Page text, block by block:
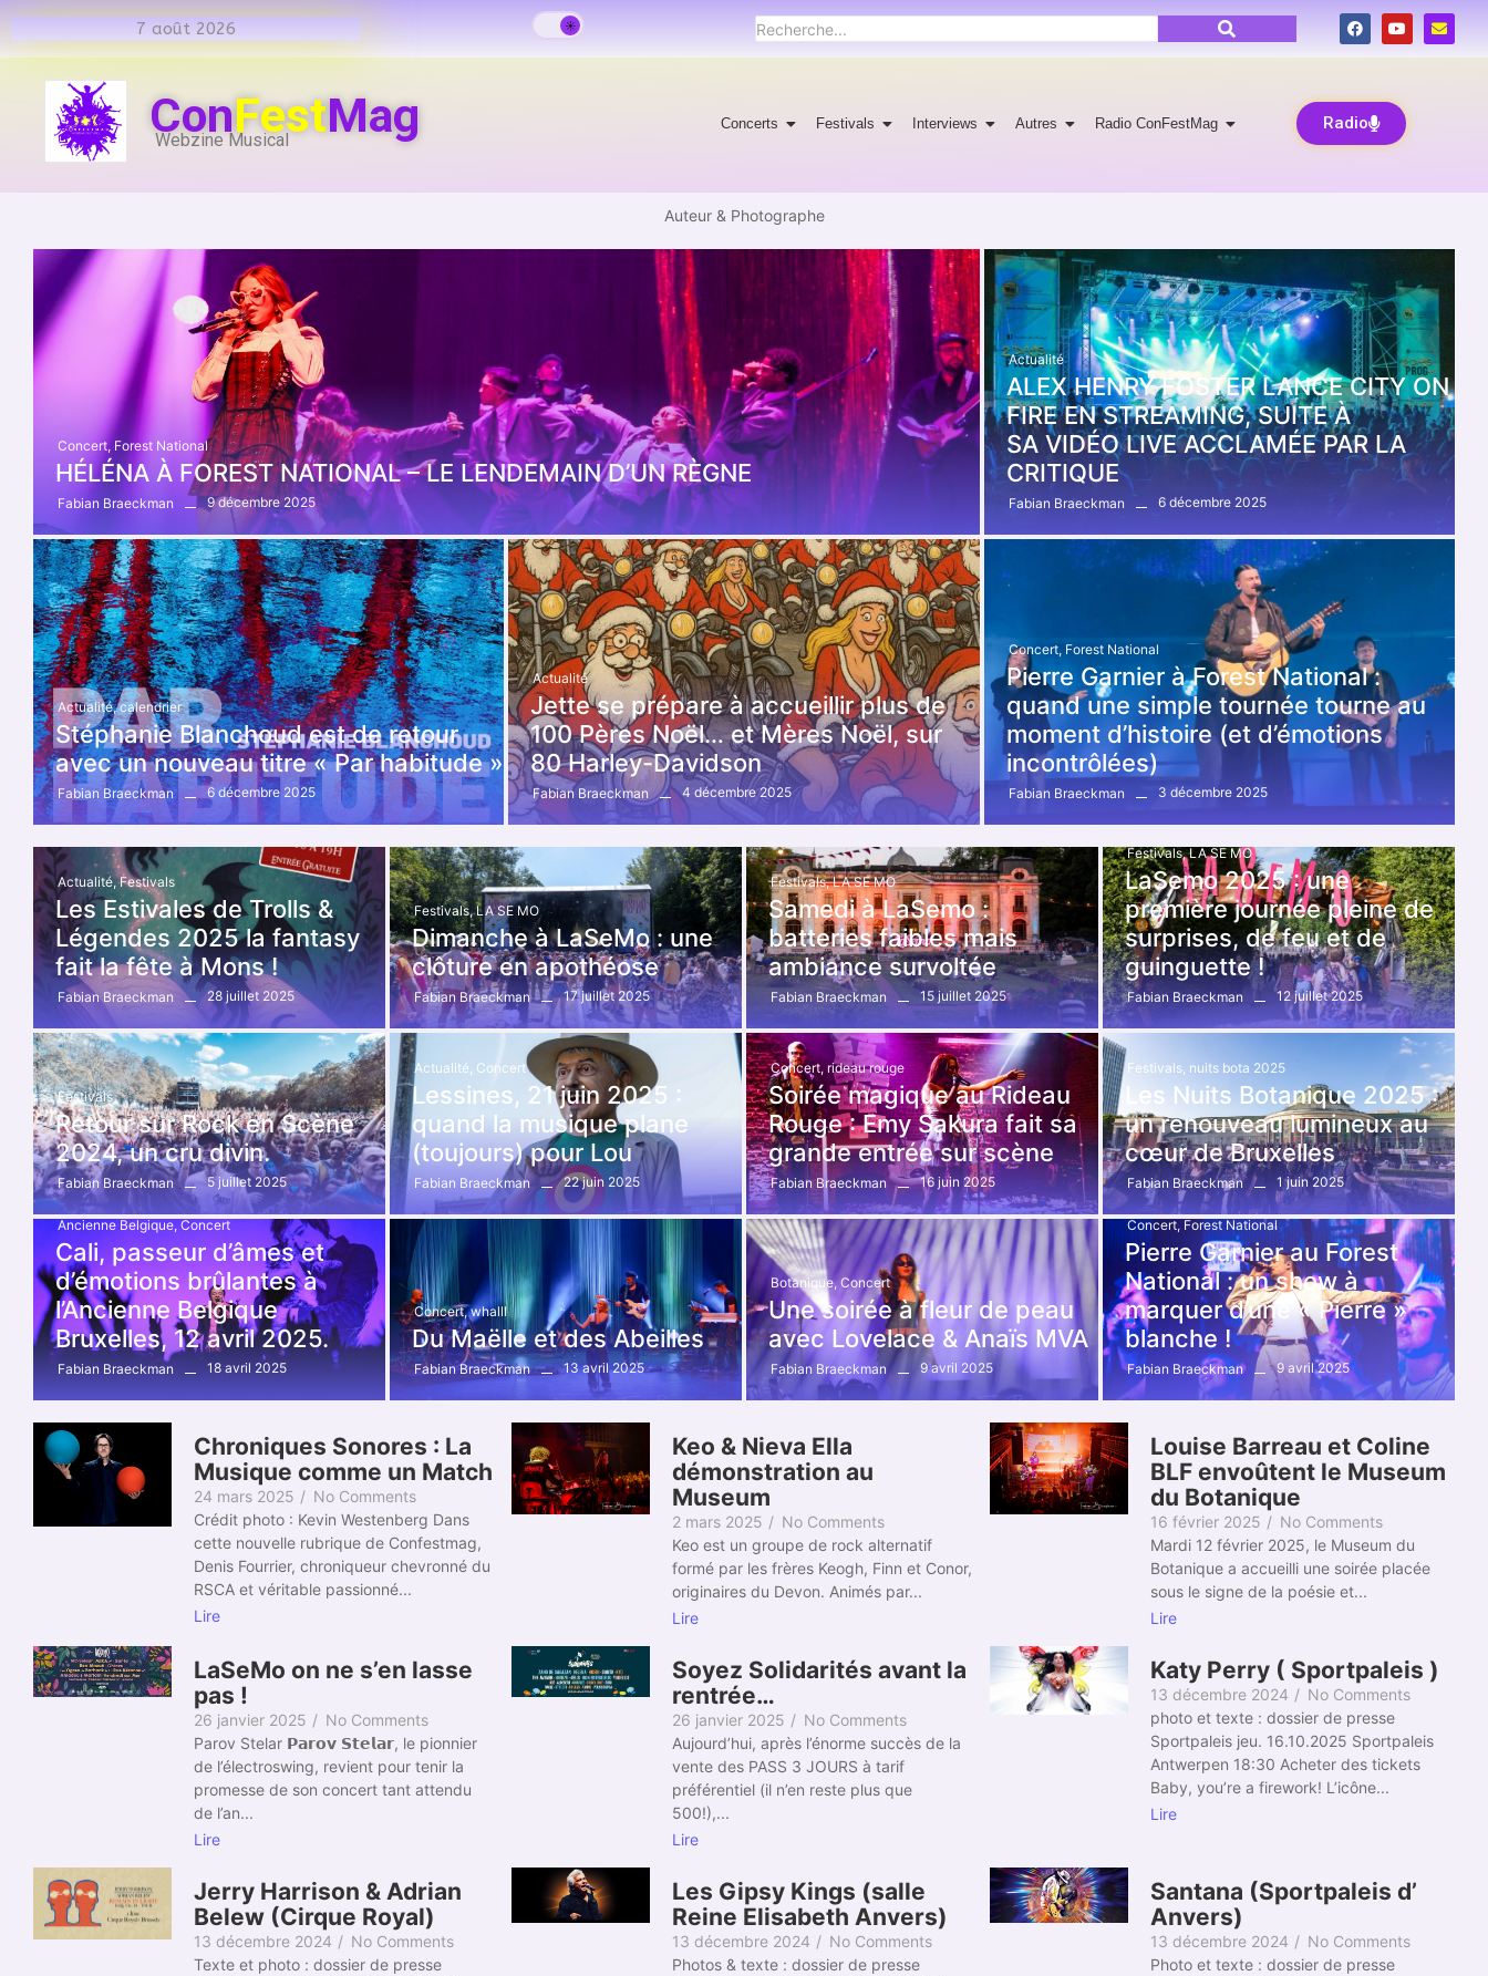
7 août 2026
ConFestMag
Webzine Musical
Concerts Festivals Interviews Autres Radio ConFestMag Radio
Auteur & Photographe
Concert, Forest National
HÉLÉNA À FOREST NATIONAL – LE LENDEMAIN D’UN RÈGNE
Fabian Braeckman 9 décembre 2025
Actualité
ALEX HENRY FOSTER LANCE CITY ON
FIRE EN STREAMING, SUITE À
SA VIDÉO LIVE ACCLAMÉE PAR LA
CRITIQUE
Fabian Braeckman 6 décembre 2025
Actualité, calendrier
Stéphanie Blanchoud est de retour
avec un nouveau titre « Par habitude »
Fabian Braeckman 6 décembre 2025
Actualité
Jette se prépare à accueillir plus de
100 Pères Noël… et Mères Noël, sur
80 Harley-Davidson
Fabian Braeckman 4 décembre 2025
Concert, Forest National
Pierre Garnier à Forest National :
quand une simple tournée tourne au
moment d’histoire (et d’émotions
incontrôlées)
Fabian Braeckman 3 décembre 2025
Actualité, Festivals
Les Estivales de Trolls &
Légendes 2025 la fantasy
fait la fête à Mons !
Fabian Braeckman 28 juillet 2025
Festivals, LA SE MO
Dimanche à LaSeMo : une
clôture en apothéose
Fabian Braeckman 17 juillet 2025
Festivals, LA SE MO
Samedi à LaSemo :
batteries faibles mais
ambiance survoltée
Fabian Braeckman 15 juillet 2025
Festivals, LA SE MO
LaSemo 2025 : une
première journée pleine de
surprises, de feu et de
guinguette !
Fabian Braeckman 12 juillet 2025
Festivals
Retour sur Rock en Scène
2024, un cru divin.
Fabian Braeckman 5 juillet 2025
Actualité Concert
Lessines, 21 juin 2025 :
quand la musique plane
(toujours) pour Lou
Fabian Braeckman 22 juin 2025
Concert, rideau rouge
Soirée magique au Rideau
Rouge : Emy Sakura fait sa
grande entrée sur scène
Fabian Braeckman 16 juin 2025
Festivals nuits bota 2025
Les Nuits Botanique 2025 :
un renouveau lumineux au
cœur de Bruxelles
Fabian Braeckman 1 juin 2025
Ancienne Belgique, Concert
Cali, passeur d’âmes et
d’émotions brûlantes à
l’Ancienne Belgique
Bruxelles, 12 avril 2025.
Fabian Braeckman 18 avril 2025
Concert, whalll
Du Maëlle et des Abeilles
Fabian Braeckman 13 avril 2025
Botanique, Concert
Une soirée à fleur de peau
avec Lovelace & Anaïs MVA
Fabian Braeckman 9 avril 2025
Concert, Forest National
Pierre Garnier au Forest
National : un show à
marquer d’une « Pierre »
blanche !
Fabian Braeckman 9 avril 2025
Chroniques Sonores : La
Musique comme un Match
24 mars 2025 / No Comments
Crédit photo : Kevin Westenberg Dans
cette nouvelle rubrique de Confestmag,
Denis Fourrier, chroniqueur chevronné du
RSCA et véritable passionné...
Lire
Keo & Nieva Ella
démonstration au
Museum
2 mars 2025 / No Comments
Keo est un groupe de rock alternatif
formé par les frères Keogh, Finn et Conor,
originaires du Devon. Animés par...
Lire
Louise Barreau et Coline
BLF envoûtent le Museum
du Botanique
16 février 2025 / No Comments
Mardi 12 février 2025, le Museum du
Botanique a accueilli une soirée placée
sous le signe de la poésie et...
Lire
LaSeMo on ne s’en lasse
pas !
26 janvier 2025 / No Comments
Parov Stelar 𝗣𝗮𝗿𝗼𝘃 𝗦𝘁𝗲𝗹𝗮𝗿, le pionnier
de l’électroswing, revient pour tenir la
promesse de son concert tant attendu
de l’an...
Lire
Soyez Solidarités avant la
rentrée…
26 janvier 2025 / No Comments
Aujourd’hui, après l’énorme succès de la
vente des PASS 3 JOURS à tarif
préférentiel (il n’en reste plus que
500!),...
Lire
Katy Perry ( Sportpaleis )
13 décembre 2024 / No Comments
photo et texte : dossier de presse
Sportpaleis jeu. 16.10.2025 Sportpaleis
Antwerpen 18:30 Acheter des tickets
Baby, you’re a firework! L’icône...
Lire
Jerry Harrison & Adrian
Belew (Cirque Royal)
13 décembre 2024 / No Comments
Texte et photo : dossier de presse
Les Gipsy Kings (salle
Reine Elisabeth Anvers)
13 décembre 2024 / No Comments
Photos & texte : dossier de presse
Santana (Sportpaleis d’
Anvers)
13 décembre 2024 / No Comments
Photo et texte : dossier de presse